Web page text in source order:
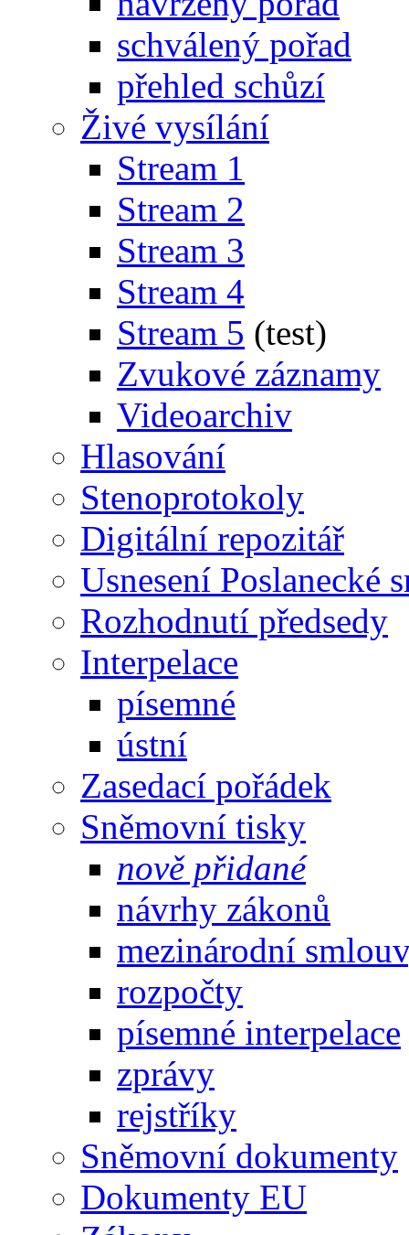
schválený pořad
přehled schůzí
Živé vysílání
Stream 1
Stream 2
Stream 3
Stream 4
Stream 5 (test)
Zvukové záznamy
Videoarchiv
Hlasování
Stenoprotokoly
Digitální repozitář
Usnesení Poslanecké
Rozhodnutí předsedy
Interpelace
písemné
ústní
Zasedací pořádek
Sněmovní tisky
nově přidané
návrhy zákonů
mezinárodní
rozpočty
písemné interpelace
zprávy
rejstříky
Sněmovní dokumenty
Dokumenty EU